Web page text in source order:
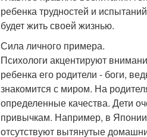
ребенка трудностей и
будет жить своей жизнью.
Сила личного примера.
Психологи акцентируют
ребенка его родители - боги,
знакомится с миром. На
определенные качества. Дети
привычкам. Например, в
отсутствуют вытянутые